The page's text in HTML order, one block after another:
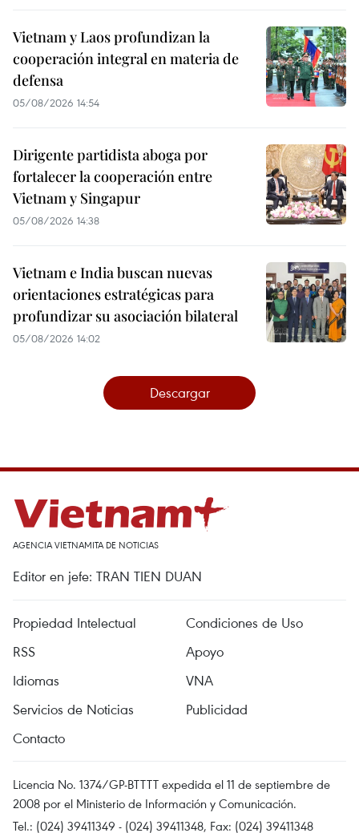
Vietnam y Laos profundizan la
cooperación integral en materia de
defensa
05/08/2026 14:54
Dirigente partidista aboga por
fortalecer la cooperación entre
Vietnam y Singapur
05/08/2026 14:38
Vietnam e India buscan nuevas
orientaciones estratégicas para
profundizar su asociación bilateral
05/08/2026 14:02
Descargar
AGENCIA VIETNAMITA DE NOTICIAS
Editor en jefe: TRAN TIEN DUAN
Propiedad Intelectual
Condiciones de Uso
RSS
Apoyo
Idiomas
VNA
Servicios de Noticias
Publicidad
Contacto
Licencia No. 1374/GP-BTTTT expedida el 11 de septiembre de
2008 por el Ministerio de Información y Comunicación.
Tel.: (024) 39411349 - (024) 39411348, Fax: (024) 39411348